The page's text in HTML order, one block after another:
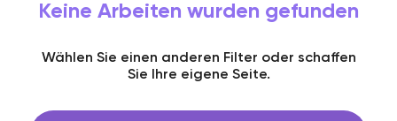
Keine Arbeiten wurden gefunden
Wählen Sie einen anderen Filter oder schaffen
Sie Ihre eigene Seite.